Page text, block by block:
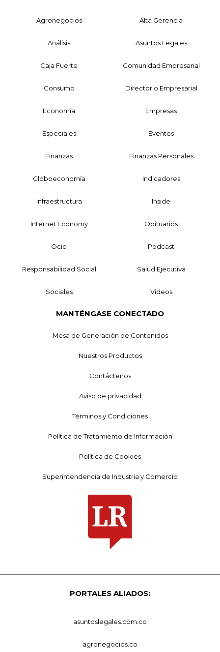
Agronegocios Alta Gerencia
Análisis Asuntos Legales
Caja Fuerte Comunidad Empresarial
Consumo Directorio Empresarial
Economía Empresas
Especiales Eventos
Finanzas Finanzas Personales
Globoeconomía Indicadores
Infraestructura Inside
Internet Economy Obituarios
Ocio Podcast
Responsabilidad Social Salud Ejecutiva
Sociales Videos
MANTÉNGASE CONECTADO
Mesa de Generación de Contenidos
Nuestros Productos
Contáctenos
Aviso de privacidad
Términos y Condiciones
Política de Tratamiento de Información
Política de Cookies
Superintendencia de Industria y Comercio
PORTALES ALIADOS:
asuntoslegales.com.co
agronegocios.co